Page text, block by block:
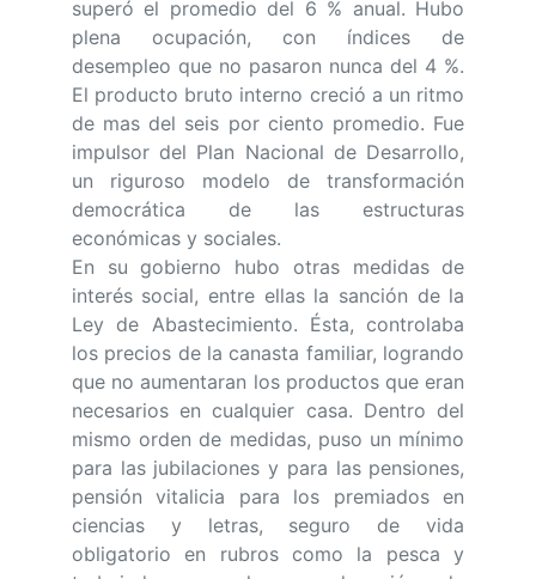
superó el promedio del 6 % anual. Hubo
plena ocupación, con índices de
desempleo que no pasaron nunca del 4 %.
El producto bruto interno creció a un ritmo
de mas del seis por ciento promedio. Fue
impulsor del Plan Nacional de Desarrollo,
un riguroso modelo de transformación
democrática de las estructuras
económicas y sociales.
En su gobierno hubo otras medidas de
interés social, entre ellas la sanción de la
Ley de Abastecimiento. Ésta, controlaba
los precios de la canasta familiar, logrando
que no aumentaran los productos que eran
necesarios en cualquier casa. Dentro del
mismo orden de medidas, puso un mínimo
para las jubilaciones y para las pensiones,
pensión vitalicia para los premiados en
ciencias y letras, seguro de vida
obligatorio en rubros como la pesca y